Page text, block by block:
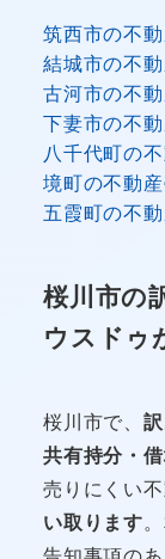
筑西市の不
結城市の不
古河市の不
下妻市の不
八千代町の
境町の不動
五霞町の不
桜川市の
ウスドゥ
桜川市で、
共有持分・
売りにくい
い取ります